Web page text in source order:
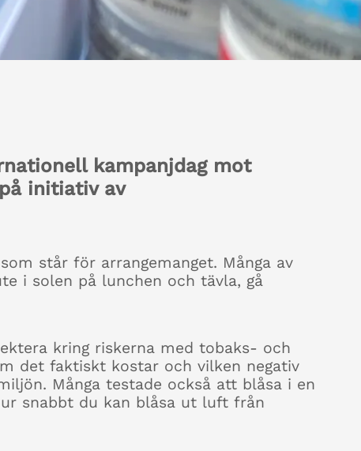
kampanjdag mot
initiativ av
står för arrangemanget. Många av
i solen på lunchen och tävla, gå
kring riskerna med tobaks- och
det faktiskt kostar och vilken negativ
Många testade också att blåsa i en
snabbt du kan blåsa ut luft från